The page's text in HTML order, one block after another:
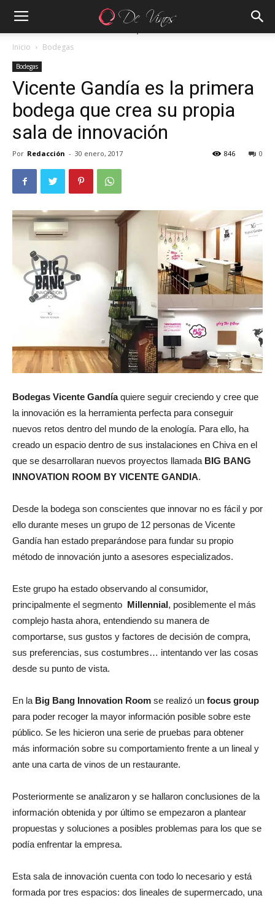
Inicio Bodegas
Bodegas
Vicente Gandía es la primera
bodega que crea su propia
sala de innovación
Por Redacción - 30 enero, 2017 0
846
Bodegas Vicente Gandíaquiere seguir creciendo y cree que
la innovación es la herramienta perfecta para conseguir
nuevos retos dentro del mundo de la enología. Para ello, ha
creado un espacio dentro de sus instalaciones en Chiva en el
que se desarrollaran nuevos proyectos llamada BIG BANG
INNOVATION ROOM BY VICENTE GANDIA.
Desde la bodega son conscientes que innovar no es fácil y por
ello durante meses un grupo de 12 personas de Vicente
Gandía han estado preparándose para fundar su propio
método de innovación junto a asesores especializados.
Este grupo ha estado observando al consumidor,
principalmente el segmento Millennial, posiblemente el más
complejo hasta ahora, entendiendo su manera de
comportarse, sus gustos y factores de decisión de compra,
sus preferencias, sus costumbres… intentando ver las cosas
desde su punto de vista.
En la Big Bang Innovation Room se realizó un focus group
para poder recoger la mayor información posible sobre este
público. Se les hicieron una serie de pruebas para obtener
más información sobre su comportamiento frente a un lineal y
ante una carta de vinos de un restaurante.
Posteriormente se analizaron y se hallaron conclusiones de la
información obtenida y por último se empezaron a plantear
propuestas y soluciones a posibles problemas para los que se
podía enfrentar la empresa.
Esta sala de innovación cuenta con todo lo necesario y está
formada por tres espacios: dos lineales de supermercado, una